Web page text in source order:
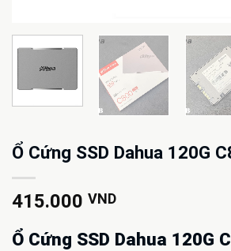
Ổ Cứng SSD Dahua 120G
415.000 VND
Ổ Cứng SSD Dahua 120G